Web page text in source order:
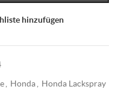
hinzufügen
Honda
Honda Lackspray